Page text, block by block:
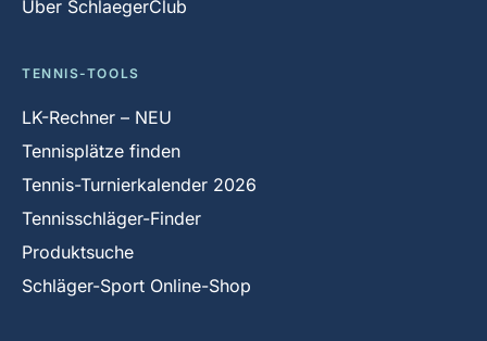
Über SchlaegerClub
TENNIS-TOOLS
LK-Rechner – NEU
Tennisplätze finden
Tennis-Turnierkalender 2026
Tennisschläger-Finder
Produktsuche
Schläger-Sport Online-Shop